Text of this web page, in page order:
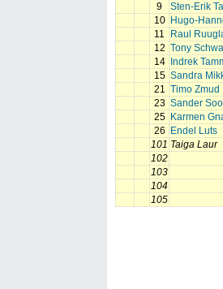
9
Sten-Erik
10
Hugo-
11
Raul
12 Tony
14
Indrek
15 Sandra
21 Timo Zmud
23 Sander Soo
25
Karmen
26
Endel Luts
101 Taiga Laur
102
103
104
105